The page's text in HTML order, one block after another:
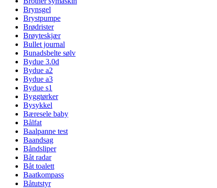
Brynsgel
Brystpumpe
Brødrister
Brøyteskjær
Bullet journal
Bunadsbelte sølv
Bydue 3.0d
Bydue a2
Bydue a3
Bydue s1
Byggtørker
Bysykkel
Bæresele baby
Bålfat
Baalpanne test
Baandsag
Båndsliper
Båt radar
Båt toalett
Baatkompass
Båtutstyr